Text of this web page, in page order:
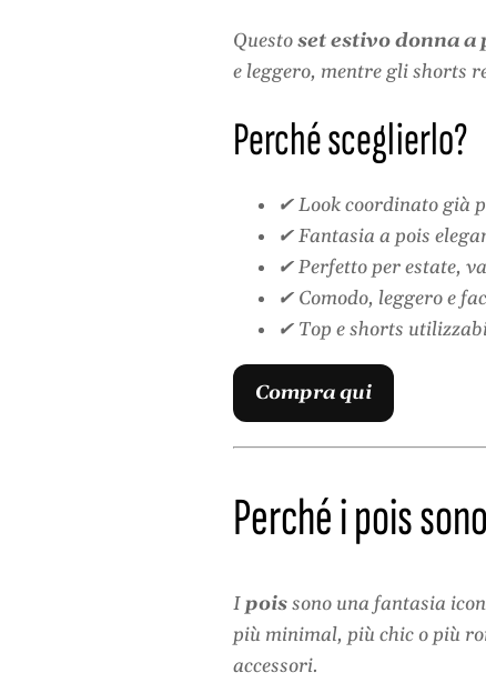
Questoset estivo donna a
e leggero, mentre gli shorts
Perché sceglierlo?
✔ Look coordinato già
✔ Fantasia a pois
✔ Perfetto per estate,
✔ Comodo, leggero e
✔ Top e shorts
Compra qui
Perché i pois
Ipoissono una fantasia
più minimal, più chic o più
accessori.